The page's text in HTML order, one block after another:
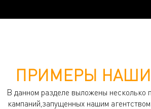
ПРИМЕРЫ
В данном разделе выложены несколько
кампаний,запущенных нашим